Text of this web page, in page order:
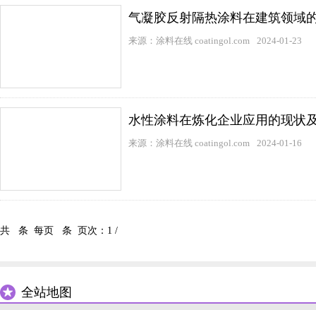
气凝胶反射隔热涂料在建筑领域
来源：涂料在线 coatingol.com 2024-01-23
水性涂料在炼化企业应用的现状
来源：涂料在线 coatingol.com 2024-01-16
共 条 每页 条 页次： 1 /
全站地图